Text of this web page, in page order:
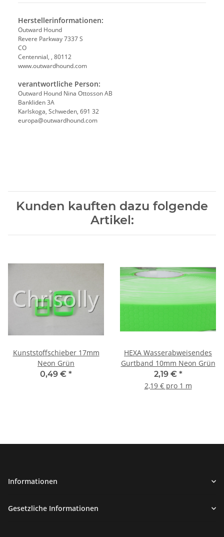
Herstellerinformationen:
Outward Hound
Revere Parkway 7337 S
CO
Centennial, , 80112
www.outwardhound.com
verantwortliche Person:
Outward Hound Nina Ottosson AB
Bankliden 3A
Karlskoga, Schweden, 691 32
europa@outwardhound.com
Kunden kauften dazu folgende
Artikel:
Kunststoffschieber 17mm
Neon Grün
0,49 € *
HEXA Wasserabweisendes
Gurtband 10mm Neon Grün
2,19 € *
2,19 € pro 1 m
Informationen
Gesetzliche Informationen